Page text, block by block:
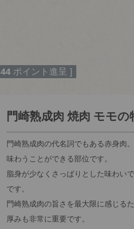
44 ポイント進呈 ]
門崎熟成肉 焼肉 モモの
門崎熟成肉の代名詞でもある赤身肉
味わうことができる部位です。
脂身が少なくさっぱりとした味わい
です。
門崎熟成肉の旨さを最大限に感じる
厚みも非常に重要です。